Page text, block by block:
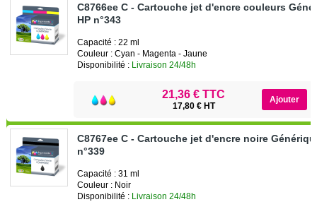
C8766ee C - Cartouche jet d'encre couleurs
HP n°343
Capacité : 22 ml
Couleur : Cyan - Magenta - Jaune
Disponibilité : Livraison 24/48h
21,36 € TTC
17,80 € HT
C8767ee C - Cartouche jet d'encre noire
n°339
Capacité : 31 ml
Couleur : Noir
Disponibilité : Livraison 24/48h